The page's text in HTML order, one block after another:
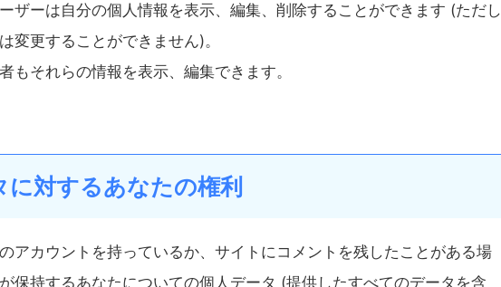
ザーは自分の個人情報を表示、編集、削除することができます (ただし
変更することができません)。
もそれらの情報を表示、編集できます。
に対するあなたの権利
アカウントを持っているか、サイトにコメントを残したことがある場
保持するあなたについての個人データ (提供したすべてのデータを含